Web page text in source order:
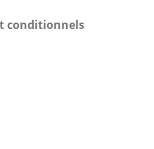
conditionnels